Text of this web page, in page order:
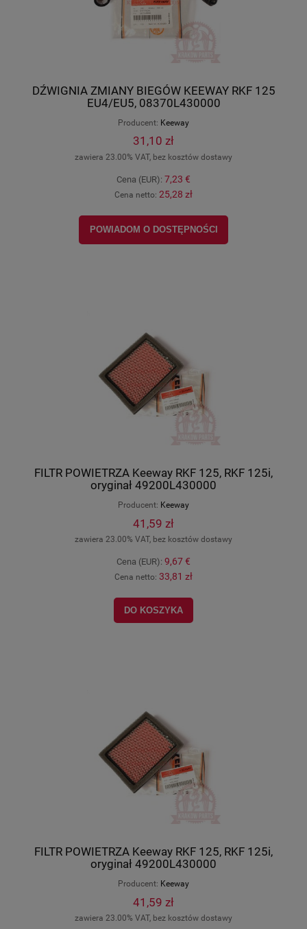
DŹWIGNIA ZMIANY BIEGÓW KEEWAY RKF 125
EU4/EU5, 08370L430000
Producent: Keeway
31,10 zł
zawiera 23.00% VAT, bez kosztów dostawy
Cena (EUR): 7,23 €
Cena netto: 25,28 zł
POWIADOM O DOSTĘPNOŚCI
FILTR POWIETRZA Keeway RKF 125, RKF 125i,
oryginał 49200L430000
Producent: Keeway
41,59 zł
zawiera 23.00% VAT, bez kosztów dostawy
Cena (EUR): 9,67 €
Cena netto: 33,81 zł
DO KOSZYKA
FILTR POWIETRZA Keeway RKF 125, RKF 125i,
oryginał 49200L430000
Producent: Keeway
41,59 zł
zawiera 23.00% VAT, bez kosztów dostawy